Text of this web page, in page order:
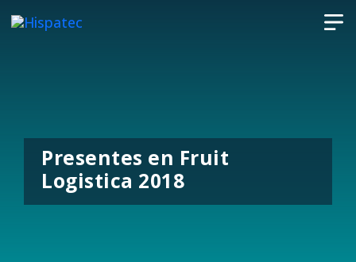
Presentes en Fruit
Logistica 2018